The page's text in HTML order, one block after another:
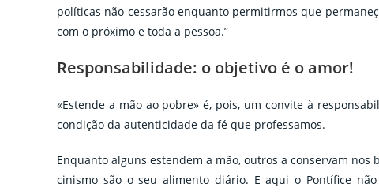
políticas não cessarão enquanto permitirmos que
com o próximo e toda a pessoa.”
Responsabilidade: o objetivo é o amor!
«Estende a mão ao pobre» é, pois, um convite à
condição da autenticidade da fé que professamos.
Enquanto alguns estendem a mão, outros a conservam
cinismo são o seu alimento diário. E aqui o Pontífice